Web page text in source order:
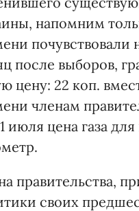
напомним
почувствовали
после выборов,
цену: 22 коп.
членам
июля цена газа
правительства,
своих